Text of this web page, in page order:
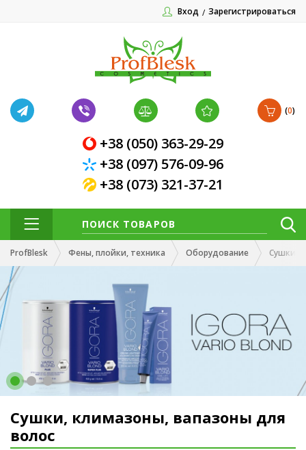
Вход Зарегистрироваться
(0)
+38 (050) 363-29-29
+38 (097) 576-09-96
+38 (073) 321-37-21
ProfBlesk Фены, плойки, техника Оборудование Сушки,
Сушки, климазоны, вапазоны для
волос